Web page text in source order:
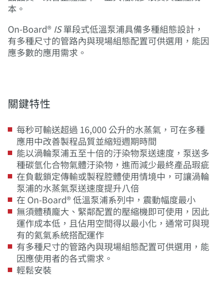
本。
On-Board® IS單段式低溫泵浦具備多種組態設計，
有多種尺寸的管路內與現場組態配置可供選用，能因
應多數的應用需求。
關鍵特性
每秒可輸送超過 16,000 公升的水蒸氣，可在多種
應用中改善製程品質並縮短週期時間
能以渦輪泵浦五至十倍的汙染物泵送速度，泵送多
種碳氫化合物氣體汙染物，進而減少最終產品瑕疵
在負載鎖定傳輸或製程腔體使用情境中，可讓渦輪
泵浦的水蒸氣泵送速度提升八倍
在 On-Board® 低溫泵浦系列中，震動幅度最小
無須體積龐大、緊鄰配置的壓縮機即可使用，因此
運作成本低，且佔用空間得以最小化，通常可與現
有的氦氣系統搭配運作
有多種尺寸的管路內與現場組態配置可供選用，能
因應使用者的各式需求。
輕鬆安裝